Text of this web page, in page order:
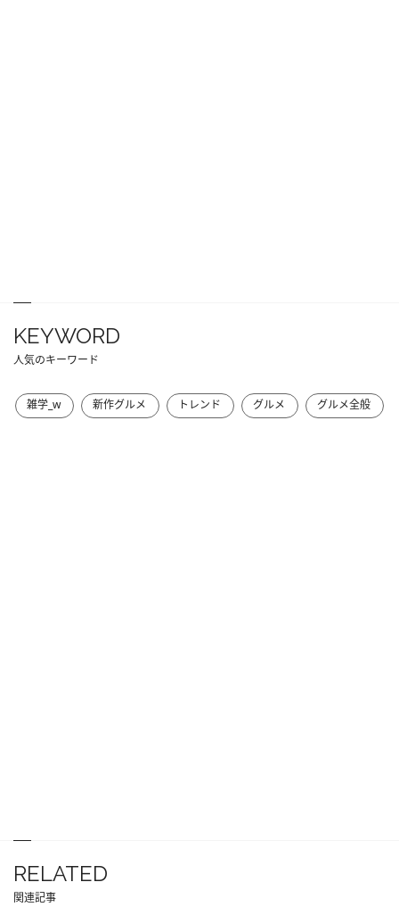
KEYWORD
人気のキーワード
雑学_w 新作グルメ トレンド グルメ グルメ全般
RELATED
関連記事